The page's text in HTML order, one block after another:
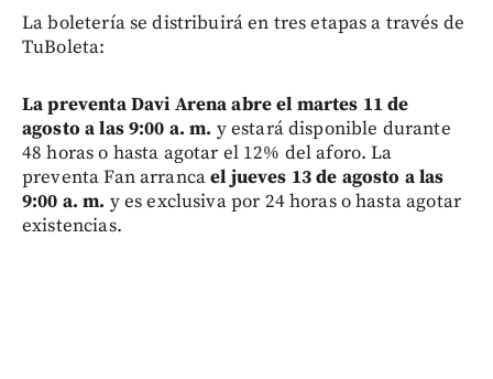
La boletería se distribuirá en tres etapas a través de
TuBoleta:
La preventa Davi Arena abre el martes 11 de
agosto a las 9:00 a. m. y estará disponible durante
48 horas o hasta agotar el 12% del aforo. La
preventa Fan arrancael jueves 13 de agosto a las
9:00 a. m. y es exclusiva por 24 horas o hasta agotar
existencias.